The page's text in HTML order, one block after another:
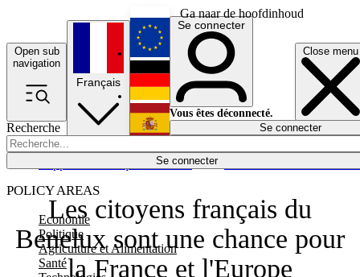
Ga naar de hoofdinhoud
Open sub
navigation
Close menu
Recherche
Se connecter
POLICY AREAS
Economie
Politique
Agriculture et Alimentation
Santé
Économie
Français
English
Deutsch
Español
Se connecter
Vous êtes déconnecté.
Se connecter
Les citoyens français du
Benelux sont une chance pour
la France et l'Europe